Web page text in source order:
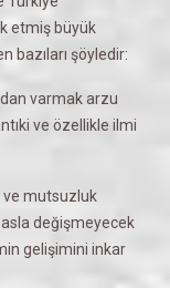
etmiş büyük
bazıları şöyledir:
varmak arzu
ve özellikle ilmi
ve mutsuzluk
asla değişmeyecek
gelişimini inkar